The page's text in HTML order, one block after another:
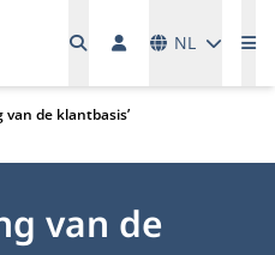
NL
van de klantbasis’
van de